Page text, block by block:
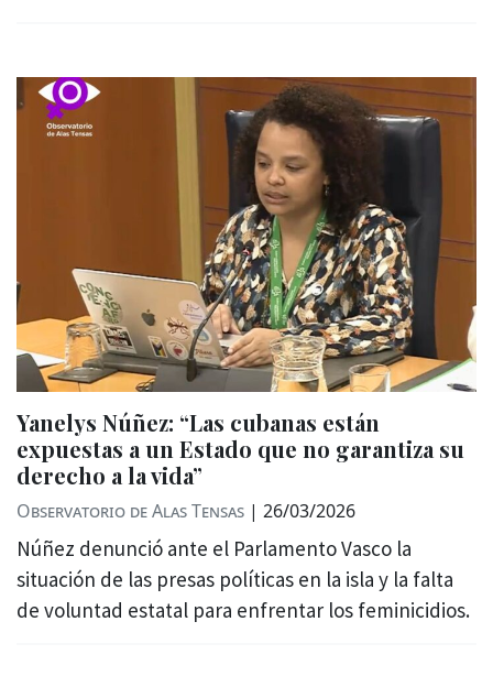
Yanelys Núñez: “Las cubanas están
expuestas a un Estado que no garantiza su
derecho a la vida”
Observatorio de Alas Tensas | 26/03/2026
Núñez denunció ante el Parlamento Vasco la
situación de las presas políticas en la isla y la falta
de voluntad estatal para enfrentar los feminicidios.